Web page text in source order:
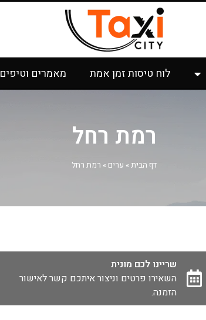
לוח טיסות זמן אמת מאמרים וטיפים
רמת רחל
דף הבית» ערים » רמת רחל
שריינו לכם מונית
השאירו פרטים וניצור איתכם קשר לאישור
הזמנה.